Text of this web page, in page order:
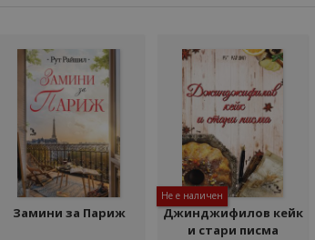
Замини за Париж
Не е наличен
Джинджифилов кейк
и стари писма